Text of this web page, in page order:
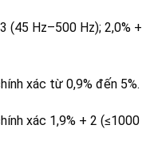
(45 Hz–500 Hz); 2,0% +
xác từ 0,9% đến 5%.
xác 1,9% + 2 (≤1000